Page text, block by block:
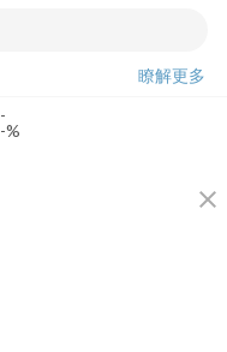
瞭解更多
-
-%
close